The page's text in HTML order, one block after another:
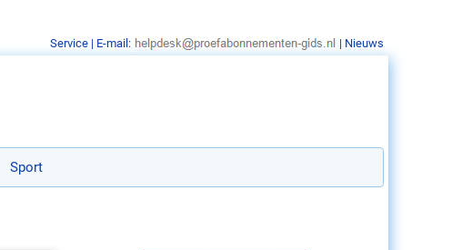
Sport
Service | E-mail: | Nieuws